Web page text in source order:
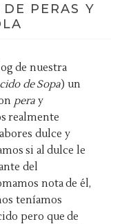
PERAS Y
de nuestra
de Sopa) un
pera y
realmente
dulce y
si al dulce le
del
nota de él,
teníamos
pero que de